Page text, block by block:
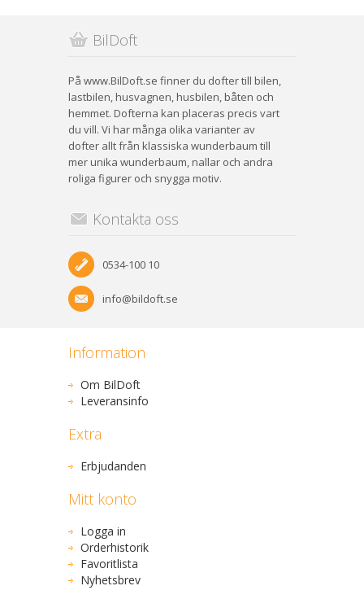
BilDoft
På www.BilDoft.se finner du dofter till bilen,
lastbilen, husvagnen, husbilen, båten och
hemmet. Dofterna kan placeras precis vart
du vill. Vi har många olika varianter av
dofter allt från klassiska wunderbaum till
mer unika wunderbaum, nallar och andra
roliga figurer och snygga motiv.
Kontakta oss
0534-100 10
info@bildoft.se
Information
Om BilDoft
Leveransinfo
Extra
Erbjudanden
Mitt konto
Logga in
Orderhistorik
Favoritlista
Nyhetsbrev